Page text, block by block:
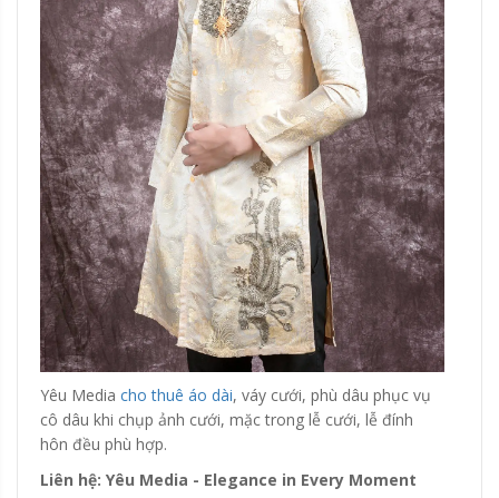
Yêu Media cho thuê áo dài, váy cưới, phù dâu phục vụ
cô dâu khi chụp ảnh cưới, mặc trong lễ cưới, lễ đính
hôn đều phù hợp.
Liên hệ: Yêu Media - Elegance in Every Moment